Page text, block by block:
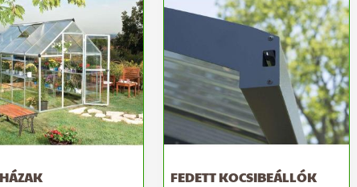
FEDETT KOCSIBEÁLLÓK